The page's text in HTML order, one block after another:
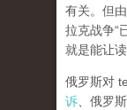
有关。但
拉克战争“
就是能让
俄罗斯对
诉 、俄罗